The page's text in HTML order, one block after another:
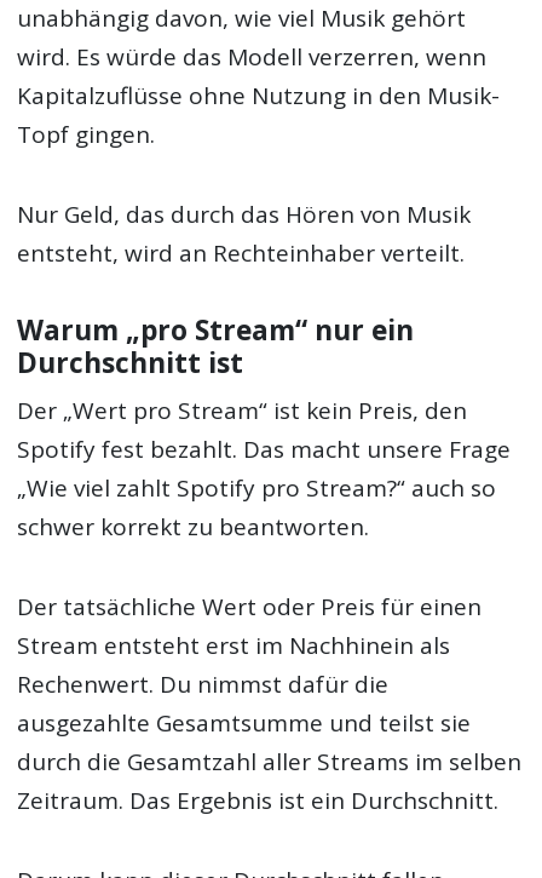
unabhängig davon, wie viel Musik gehört
wird. Es würde das Modell verzerren, wenn
Kapitalzuflüsse ohne Nutzung in den Musik-
Topf gingen.
Nur Geld, das durch das Hören von Musik
entsteht, wird an Rechteinhaber verteilt.
Warum „pro Stream“ nur ein
Durchschnitt ist
Der „Wert pro Stream“ ist kein Preis, den
Spotify fest bezahlt. Das macht unsere Frage
„Wie viel zahlt Spotify pro Stream?“ auch so
schwer korrekt zu beantworten.
Der tatsächliche Wert oder Preis für einen
Stream entsteht erst im Nachhinein als
Rechenwert. Du nimmst dafür die
ausgezahlte Gesamtsumme und teilst sie
durch die Gesamtzahl aller Streams im selben
Zeitraum. Das Ergebnis ist ein Durchschnitt.